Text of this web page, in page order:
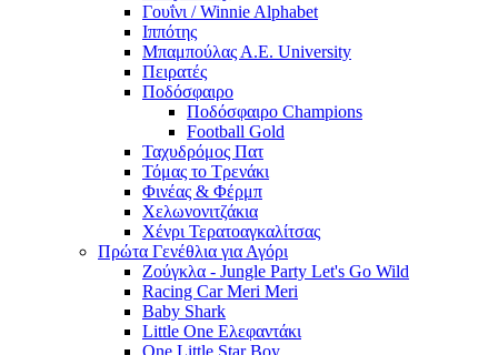
Γουΐνι / Winnie Alphabet
Ιππότης
Μπαμπούλας Α.Ε. University
Πειρατές
Ποδόσφαιρο
Ποδόσφαιρο Champions
Football Gold
Ταχυδρόμος Πατ
Τόμας το Τρενάκι
Φινέας & Φέρμπ
Χελωνονιτζάκια
Χένρι Τερατοαγκαλίτσας
Πρώτα Γενέθλια για Αγόρι
Ζούγκλα - Jungle Party Let's Go Wild
Racing Car Meri Meri
Baby Shark
Little One Ελεφαντάκι